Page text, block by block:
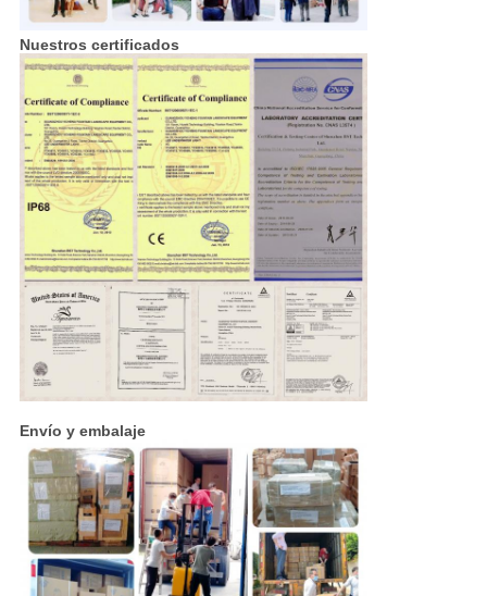
Nuestros certificados
Envío y embalaje